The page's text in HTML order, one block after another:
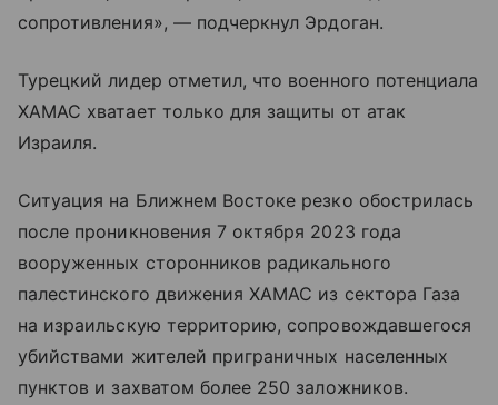
сопротивления», — подчеркнул Эрдоган.
Турецкий лидер отметил, что военного потенциала
ХАМАС хватает только для защиты от атак
Израиля.
Ситуация на Ближнем Востоке резко обострилась
после проникновения 7 октября 2023 года
вооруженных сторонников радикального
палестинского движения ХАМАС из сектора Газа
на израильскую территорию, сопровождавшегося
убийствами жителей приграничных населенных
пунктов и захватом более 250 заложников.